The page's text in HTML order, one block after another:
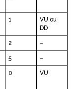
1
VU ou
DD
2 –
5 –
0 VU